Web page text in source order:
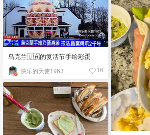
乌克兰🇺🇦的复活节手绘彩蛋
快乐的天使1963 16